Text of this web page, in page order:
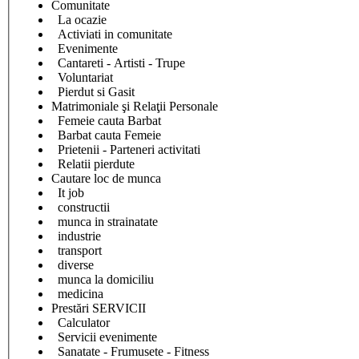
Comunitate
La ocazie
Activiati in comunitate
Evenimente
Cantareti - Artisti - Trupe
Voluntariat
Pierdut si Gasit
Matrimoniale şi Relaţii Personale
Femeie cauta Barbat
Barbat cauta Femeie
Prietenii - Parteneri activitati
Relatii pierdute
Cautare loc de munca
It job
constructii
munca in strainatate
industrie
transport
diverse
munca la domiciliu
medicina
Prestări SERVICII
Calculator
Servicii evenimente
Sanatate - Frumusete - Fitness